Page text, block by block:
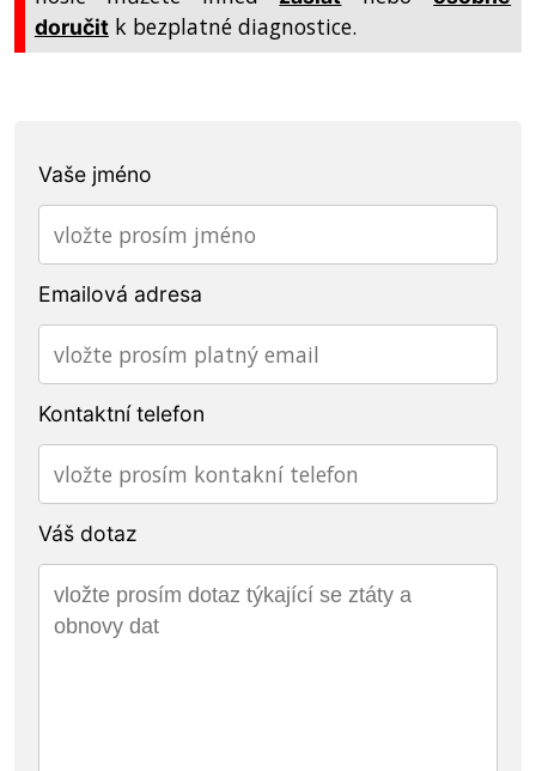
doručitk bezplatné diagnostice.
Vaše jméno
Emailová adresa
Kontaktní telefon
Váš dotaz